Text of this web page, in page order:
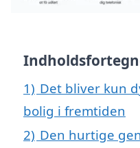
1) Det bliver kun
bolig i fremtiden
2) Den hurtige